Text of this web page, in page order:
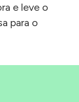
e leve o
para o